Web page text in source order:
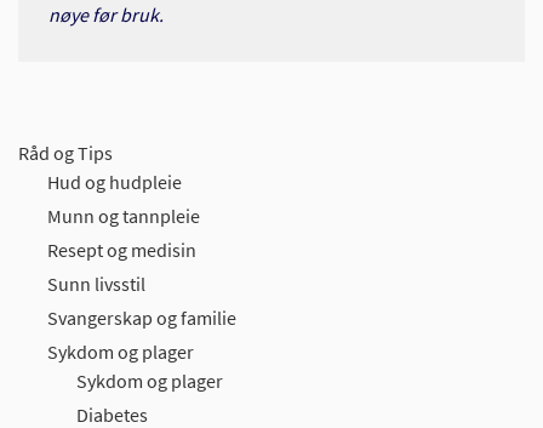
nøye før bruk.
Råd og Tips
Hud og hudpleie
Munn og tannpleie
Resept og medisin
Sunn livsstil
Svangerskap og familie
Sykdom og plager
Sykdom og plager
Diabetes